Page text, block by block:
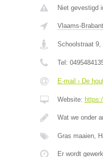
Niet gevestigd
Vlaams-Brabant
Schoolstraat 9,
Tel:
E-mail › De
Website:
Wat we onder
Gras maaien,
Er wordt